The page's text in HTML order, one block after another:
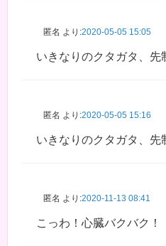
匿名 より:2020-05-05 15:05
いきなりのクタガタ、先
匿名 より:2020-05-05 15:16
いきなりのクタガタ、先
匿名 より:2020-11-13 08:41
こっわ！心臓バクバク！